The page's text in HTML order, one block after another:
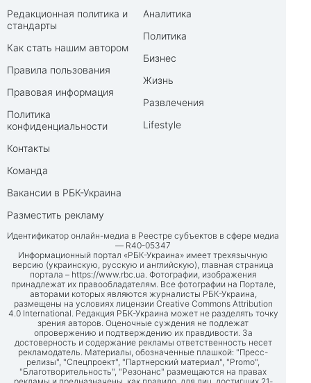
Редакционная политика и
стандарты
Как стать нашим автором
Правила пользования
Правовая информация
Политика
конфиденциальности
Контакты
Команда
Вакансии в РБК-Украина
Разместить рекламу
Аналитика
Политика
Бизнес
Жизнь
Развлечения
Lifestyle
Идентификатор онлайн-медиа в Реестре субъектов в сфере медиа
— R40-05347
Информационный портал «РБК-Украина» имеет трехязычную
версию (украинскую, русскую и английскую), главная страница
портала – https://www.rbc.ua. Фотографии, изображения
принадлежат их правообладателям. Все фотографии на Портале,
авторами которых являются журналисты РБК-Украина,
размещены на условиях лицензии Creative Commons Attribution
4.0 International. Редакция РБК-Украина может не разделять точку
зрения авторов. Оценочные суждения не подлежат
опровержению и подтверждению их правдивости. За
достоверность и содержание рекламы ответственность несет
рекламодатель. Материалы, обозначенные плашкой: "Пресс-
релизы", "Спецпроект", "Партнерский материал", "Promo",
"Благотворительность", "Резонанс" размещаются на правах